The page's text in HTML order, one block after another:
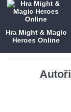
Hra Might & Magic
Heroes Online
Autoři